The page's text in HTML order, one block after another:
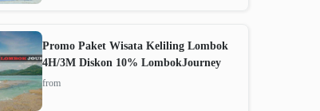
Promo Paket Wisata Keliling Lombok
4H/3M Diskon 10% LombokJourney
from